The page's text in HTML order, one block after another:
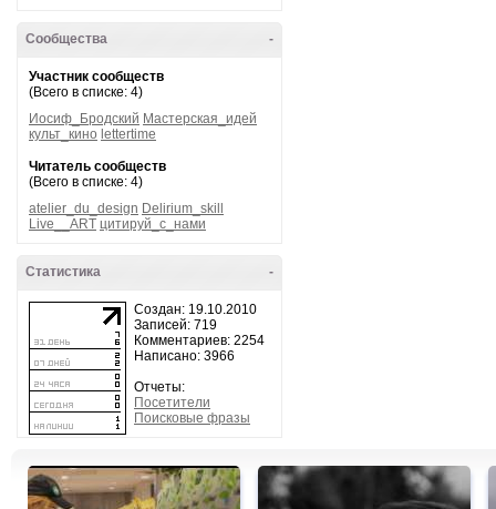
-
Сообщества
Участник сообществ
(Всего в списке: 4)
Иосиф_Бродский Мастерская_идей
культ_кино lettertime
Читатель сообществ
(Всего в списке: 4)
atelier_du_design Delirium_skill
Live__ART цитируй_с_нами
-
Статистика
Создан: 19.10.2010
Записей: 719
Комментариев: 2254
Написано: 3966
Отчеты:
Посетители
Поисковые фразы